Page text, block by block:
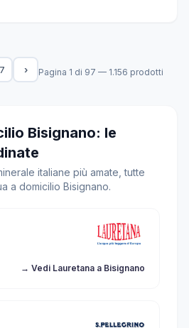
› Pagina 1 di 97 — 1.156 prodotti
Bisignano: le
italiane più amate, tutte
a domicilio Bisignano.
→ Vedi Lauretana a Bisignano